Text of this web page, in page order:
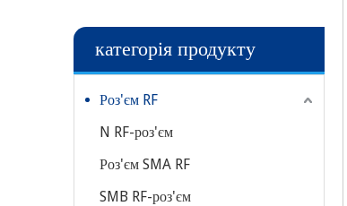
категорія продукту
Роз'єм RF
N RF-роз'єм
Роз'єм SMA RF
SMB RF-роз'єм